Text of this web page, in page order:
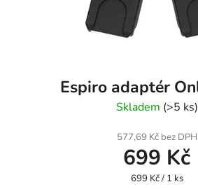
Espiro adaptér
Skladem (>5 ks)
577,69 Kč bez DPH
699 Kč
Měrná
699 Kč / 1 ks